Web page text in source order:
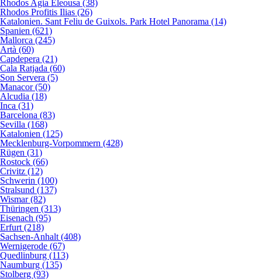
Rhodos Agia Eleousa (38)
Rhodos Profitis Ilias (26)
Katalonien. Sant Feliu de Guixols. Park Hotel Panorama (14)
Spanien (621)
Mallorca (245)
Artà (60)
Capdepera (21)
Cala Ratjada (60)
Son Servera (5)
Manacor (50)
Alcudia (18)
Inca (31)
Barcelona (83)
Sevilla (168)
Katalonien (125)
Mecklenburg-Vorpommern (428)
Rügen (31)
Rostock (66)
Crivitz (12)
Schwerin (100)
Stralsund (137)
Wismar (82)
Thüringen (313)
Eisenach (95)
Erfurt (218)
Sachsen-Anhalt (408)
Wernigerode (67)
Quedlinburg (113)
Naumburg (135)
Stolberg (93)